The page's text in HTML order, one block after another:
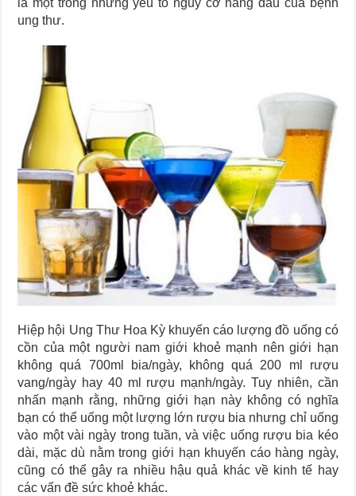
là một trong những yếu tố nguy cơ hàng đầu của bệnh
ung thư.
Hiệp hội Ung Thư Hoa Kỳ khuyến cáo lượng đồ uống có
cồn của một người nam giới khoẻ mạnh nên giới hạn
không quá 700ml bia/ngày, không quá 200 ml rượu
vang/ngày hay 40 ml rượu mạnh/ngày. Tuy nhiên, cần
nhấn mạnh rằng, những giới hạn này không có nghĩa
bạn có thể uống một lượng lớn rượu bia nhưng chỉ uống
vào một vài ngày trong tuần, và việc uống rượu bia kéo
dài, mặc dù nằm trong giới hạn khuyến cáo hàng ngày,
cũng có thể gây ra nhiều hậu quả khác về kinh tế hay
các vấn đề sức khoẻ khác.